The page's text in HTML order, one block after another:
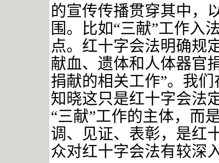
的宣传传播贯穿其中，
围。比如“三献”工作入
点。红十字会法明确规
献血、遗体和人体器官
捐献的相关工作”。我
知晓这只是红十字会法
“三献”工作的主体，而
调、见证、表彰，是红
众对红十字会法有较深